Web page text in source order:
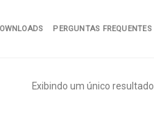
PERGUNTAS FREQUENTES
Exibindo um único resultado